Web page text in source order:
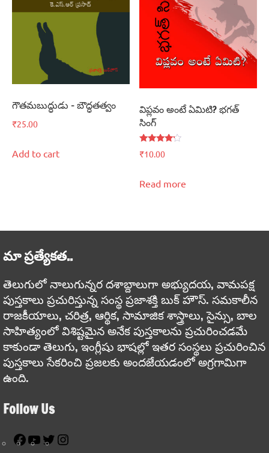
గౌతమబుద్ధుడు – బౌద్ధతత్వం
₹25.00
Add to cart
విప్లవం అంటే ఏమిటి? భగత్‌
సింగ్‌
Rated
4.00
₹10.00
Read more
మా ప్రత్యేకత..
తెలుగులో నాలుగున్నర దశాబ్దాలుగా అభ్యుదయ, వామపక్ష
పుస్తకాలు ప్రచురిస్తున్న సంస్థ ప్రజాశక్తి బుక్ హౌస్. సమకాలీన
రాజకీయాలు, చరిత్ర, ఆర్థిక, సామాజిక శాస్త్రాలు, సైన్సు, బాల
సాహిత్యంలో విశిష్టమైన అనేక పుస్తకాలను ప్రచురించడమే
కాకుండా తెలుగు, ఇంగ్లీషు భాషల్లో ఇతర సంస్థలు ప్రచురించిన
పుస్తకాలు సేకరించి ప్రజలకు అందజేయడంలో అగ్రగామిగా
ఉంది.
Follow Us
Facebook
YouTubeTwitter